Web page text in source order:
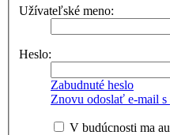
Užívateľské meno:
Heslo:
Zabudnuté heslo
Znovu odoslať e-mail
V budúcnosti ma